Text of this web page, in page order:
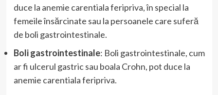
duce la anemie carentiala feripriva, în special la
femeile însărcinate sau la persoanele care suferă
de boli gastrointestinale.
Boli gastrointestinale: Boli gastrointestinale, cum
ar fi ulcerul gastric sau boala Crohn, pot duce la
anemie carentiala feripriva.